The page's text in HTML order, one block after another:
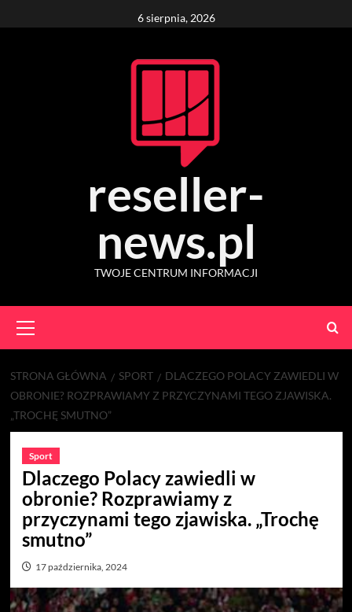
to
6 sierpnia, 2026
reseller-
news.pl
TWOJE CENTRUM INFORMACJI
Menu
STRONA GŁÓWNA SPORT
DLACZEGO POLACY ZAWIEDLI W
OBRONIE? ROZPRAWIAMY Z PRZYCZYNAMI TEGO ZJAWISKA.
„TROCHĘ SMUTNO”
Sport
Dlaczego Polacy zawiedli w
obronie? Rozprawiamy z
przyczynami tego zjawiska. „Trochę
smutno”
17 października, 2024